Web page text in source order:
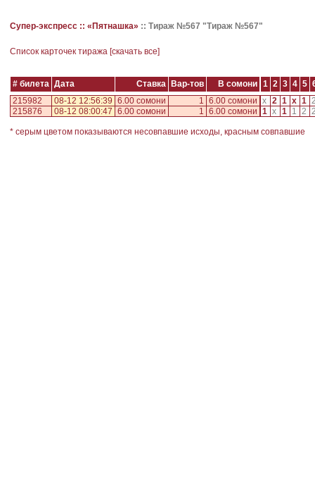
Супер-экспресс :: «Пятнашка» :: Тираж №567 "Тираж №567"
Cписок карточек тиража [скачать все]
# билета Дата Ставка Вар-тов В сомони 1 2 3 4 5
215982
08-12 12:56:39 6.00 сомони 1 6.00 сомони x 2 1 x 1
215876
08-12 08:00:47 6.00 сомони 1 6.00 сомони 1 x 1 1 2
* серым цветом показываются несовпавшие исходы, красным совпавшие